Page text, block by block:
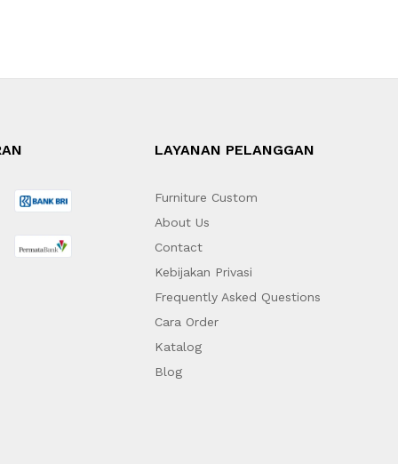
LAYANAN PELANGGAN
Furniture Custom
About Us
Contact
Kebijakan Privasi
Frequently Asked Questions
Cara Order
Katalog
Blog